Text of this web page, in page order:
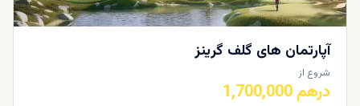
آپارتمان های گلف گرینز
شروع از
درهم 1,700,000